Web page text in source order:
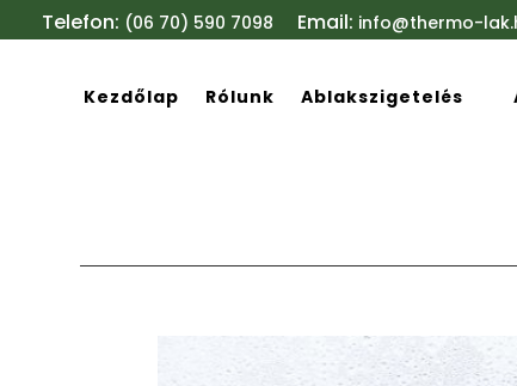
Telefon: (06 70) 590 7098 Email: info@thermo-
Kezdőlap Rólunk Ablakszigetelés